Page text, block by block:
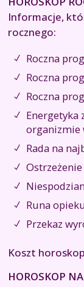
Informacje,
rocznego:
Roczna
Roczna
Roczna
Energetyka
organizmie
Rada na
Runa
Przekaz
Koszt
HOROSKOP